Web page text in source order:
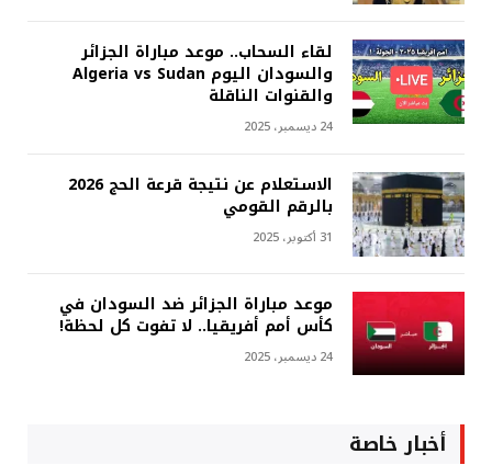
لقاء السحاب.. موعد مباراة الجزائر
والسودان اليوم Algeria vs Sudan
والقنوات الناقلة
24 ديسمبر، 2025
الاستعلام عن نتيجة قرعة الحج 2026
بالرقم القومي
31 أكتوبر، 2025
موعد مباراة الجزائر ضد السودان في
كأس أمم أفريقيا.. لا تفوت كل لحظة!
24 ديسمبر، 2025
أخبار خاصة